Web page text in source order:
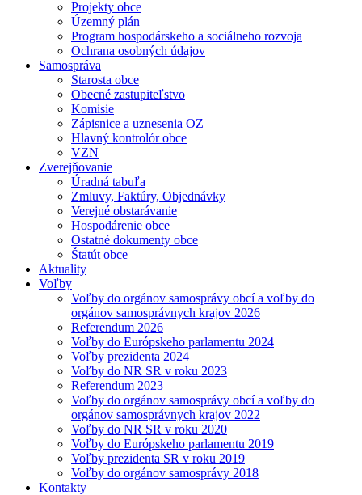
Projekty obce
Územný plán
Program hospodárskeho a sociálneho rozvoja
Ochrana osobných údajov
Samospráva
Starosta obce
Obecné zastupiteľstvo
Komisie
Zápisnice a uznesenia OZ
Hlavný kontrolór obce
VZN
Zverejňovanie
Úradná tabuľa
Zmluvy, Faktúry, Objednávky
Verejné obstarávanie
Hospodárenie obce
Ostatné dokumenty obce
Štatút obce
Aktuality
Voľby
Voľby do orgánov samosprávy obcí a voľby do
orgánov samosprávnych krajov 2026
Referendum 2026
Voľby do Európskeho parlamentu 2024
Voľby prezidenta 2024
Voľby do NR SR v roku 2023
Referendum 2023
Voľby do orgánov samosprávy obcí a voľby do
orgánov samosprávnych krajov 2022
Voľby do NR SR v roku 2020
Voľby do Európskeho parlamentu 2019
Voľby prezidenta SR v roku 2019
Voľby do orgánov samosprávy 2018
Kontakty